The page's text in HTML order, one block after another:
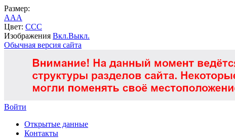
Размер:
AAA
Цвет: CCC
Изображения Вкл.Выкл.
Обычная версия сайта
Войти
Открытые данные
Контакты